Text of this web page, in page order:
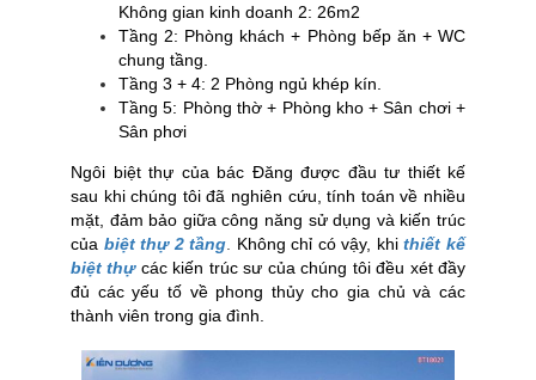
Không gian kinh doanh 2: 26m2
Tầng 2: Phòng khách + Phòng bếp ăn + WC
chung tầng.
Tầng 3 + 4: 2 Phòng ngủ khép kín.
Tầng 5: Phòng thờ + Phòng kho + Sân chơi +
Sân phơi
Ngôi biệt thự của bác Đăng được đầu tư thiết kế
sau khi chúng tôi đã nghiên cứu, tính toán về nhiều
mặt, đảm bảo giữa công năng sử dụng và kiến trúc
của biệt thự 2 tầng Không chỉ có vậy, khi thiết kế
biệt thự các kiến trúc sư của chúng tôi đều xét đầy
đủ các yếu tố về phong thủy cho gia chủ và các
thành viên trong gia đình.